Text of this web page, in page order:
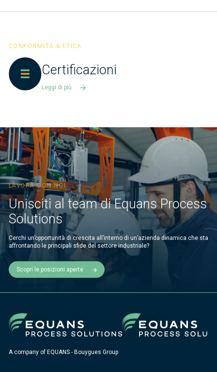
CONFORMITÀ & ETICA
Certificazioni
Leggi di più
LAVORA CON NOI
Unisciti al team di Equans Process
Solutions
Cerchi un’opportunità di crescita all’interno di un’azienda dinamica che sta
affrontando le principali sfide del settore industriale?
Scopri le posizioni aperte
A company of EQUANS - Bouygues Group